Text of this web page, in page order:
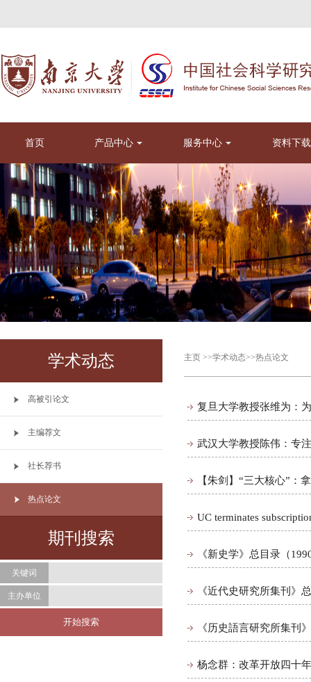
首页 产品中心 服务中心 资料下载
学术动态
高被引论文
主编荐文
社长荐书
热点论文
期刊搜索
关键词
主办单位
主页 >>学术动态>>热点论文
复旦大学教授张维为：
武汉大学教授陈伟：专
【朱剑】“三大核心”：
UC terminates
《新史学》总目录（
《近代史研究所集刊》
《历史語言研究所集刊
杨念群：改革开放四十